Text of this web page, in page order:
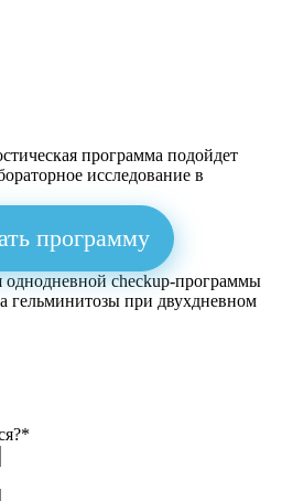
программа подойдет
исследование в
программу
однодневной checkup-программы
гельминитозы при двухдневном